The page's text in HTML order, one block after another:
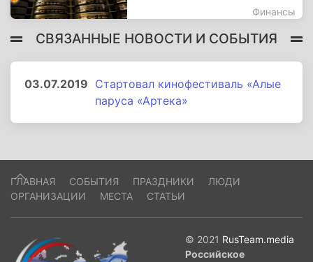
Финансы
СВЯЗАННЫЕ НОВОСТИ И СОБЫТИЯ
03.07.2019 Стартовал кинофестиваль «Алые
паруса «Артека»
ГЛАВНАЯ СОБЫТИЯ ПРАЗДНИКИ
ЛЮДИ
ОРГАНИЗАЦИИ
МЕСТА СТАТЬИ
© 2021 RusTeam.media
Российское